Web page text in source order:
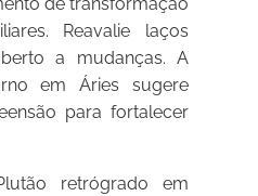
Reavalie laços
a mudanças. A
em Áries sugere
para fortalecer
retrógrado em